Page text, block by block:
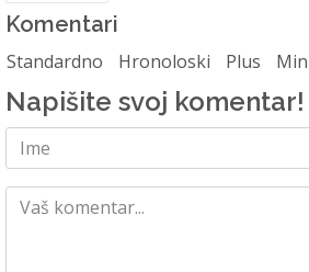
Komentari
Standardno Hronoloski Plus
Napišite svoj komentar!